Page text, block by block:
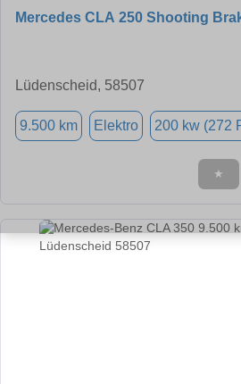
Mercedes CLA 250 Shooting
Lüdenscheid, 58507
9.500 km Elektro 200 kw (272
★